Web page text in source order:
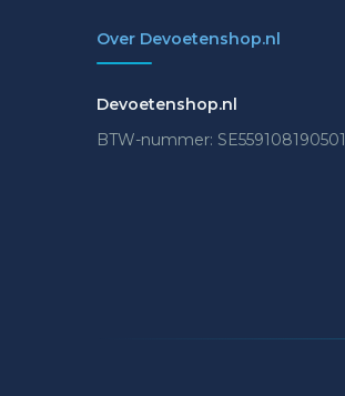
Over Devoetenshop.nl
Devoetenshop.nl
BTW-nummer: SE559108190501